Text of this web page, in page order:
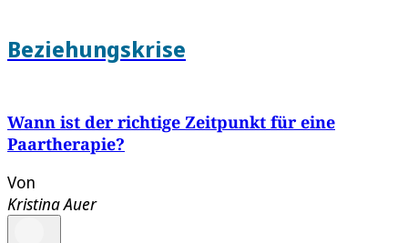
Beziehungskrise
Wann ist der richtige Zeitpunkt für eine
Paartherapie?
Von
Kristina Auer